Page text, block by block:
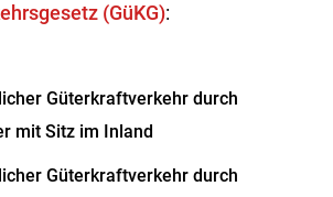
(GüKG):
Güterkraftverkehr durch
mit Sitz im Inland
Güterkraftverkehr durch